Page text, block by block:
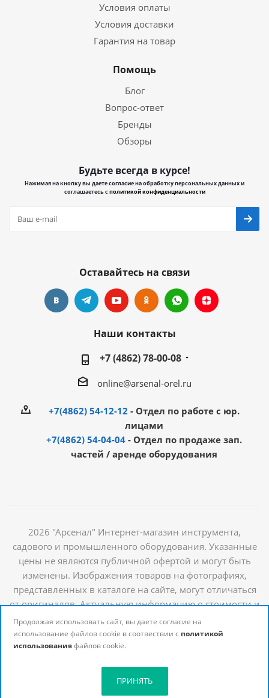
Условия оплаты
Условия доставки
Гарантия на товар
Помощь
Блог
Вопрос-ответ
Бренды
Обзоры
Будьте всегда в курсе!
Нажимая на кнопку вы даете согласие на обработку персональных данных и
соглашаетесь сполитикой конфиденциальности
Оставайтесь на связи
Наши контакты
+7 (4862) 78-00-08
online@arsenal-orel.ru
+7(4862) 54-12-12 - Отдел по работе с юр.
лицами
+7(4862) 54-04-04 - Отдел по продаже зап.
частей / аренде оборудования
2026 "Арсенал" Интернет-магазин инструмента,
садового и промышленного оборудования. Указанные
цены не являются публичной офертой и могут быть
изменены. Изображения товаров на фотографиях,
представленных в каталоге на сайте, могут отличаться
от оригиналов. Актуальную информацию о стоимости и
наличии товаров можно получить у наших
менеджеров
Продолжая использовать сайт, вы даете согласие на
использование файлов cookie в соотвествии с политикой
использованияфайлов cookie.
ПРИНЯТЬ